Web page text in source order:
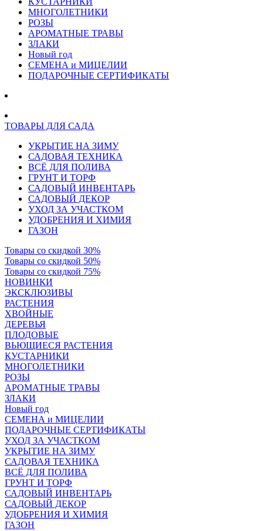
МНОГОЛЕТНИКИ
РОЗЫ
АРОМАТНЫЕ ТРАВЫ
ЗЛАКИ
Новый год
СЕМЕНА и МИЦЕЛИИ
ПОДАРОЧНЫЕ СЕРТИФИКАТЫ
ТОВАРЫ ДЛЯ САДА
УКРЫТИЕ НА ЗИМУ
САДОВАЯ ТЕХНИКА
ВСЁ ДЛЯ ПОЛИВА
ГРУНТ И ТОРФ
САДОВЫЙ ИНВЕНТАРЬ
САДОВЫЙ ДЕКОР
УХОД ЗА УЧАСТКОМ
УДОБРЕНИЯ И ХИМИЯ
ГАЗОН
Товары со скидкой 30%
Товары со скидкой 50%
Товары со скидкой 75%
НОВИНКИ
ЭКСКЛЮЗИВЫ
РАСТЕНИЯ
ХВОЙНЫЕ
ДЕРЕВЬЯ
ПЛОДОВЫЕ
ВЬЮЩИЕСЯ РАСТЕНИЯ
КУСТАРНИКИ
МНОГОЛЕТНИКИ
РОЗЫ
АРОМАТНЫЕ ТРАВЫ
ЗЛАКИ
Новый год
СЕМЕНА и МИЦЕЛИИ
ПОДАРОЧНЫЕ СЕРТИФИКАТЫ
УХОД ЗА УЧАСТКОМ
УКРЫТИЕ НА ЗИМУ
САДОВАЯ ТЕХНИКА
ВСЁ ДЛЯ ПОЛИВА
ГРУНТ И ТОРФ
САДОВЫЙ ИНВЕНТАРЬ
САДОВЫЙ ДЕКОР
УДОБРЕНИЯ И ХИМИЯ
ГАЗОН